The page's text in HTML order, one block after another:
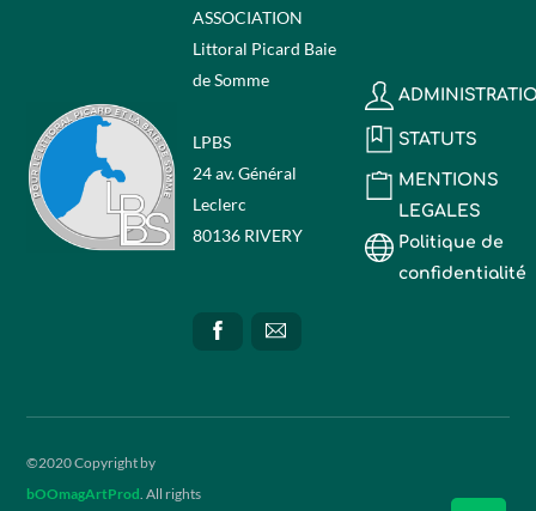
ASSOCIATION
Littoral Picard Baie
de Somme
LPBS
24 av. Général
Leclerc
80136 RIVERY
STATUTS
MENTIONS
LEGALES
Politique de
confidentialité
©2020 Copyright by
bOOmagArtProd . All rights